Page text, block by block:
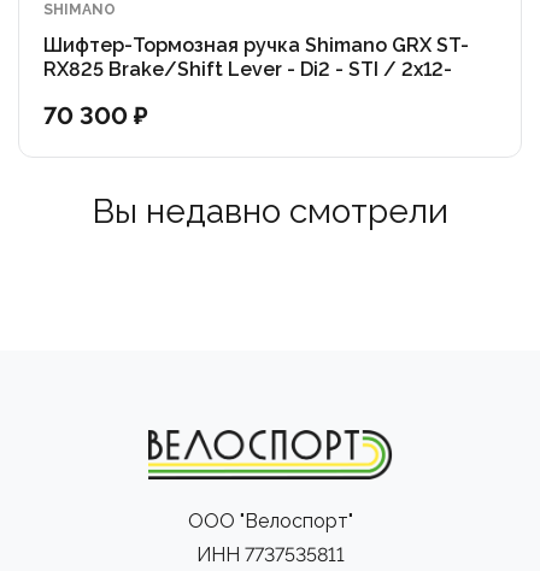
SHIMANO
Шифтер-Тормозная ручка Shimano GRX ST-
RX825 Brake/Shift Lever - Di2 - STI / 2x12-
70 300 ₽
Вы недавно смотрели
ООО "Велоспорт"
ИНН 7737535811